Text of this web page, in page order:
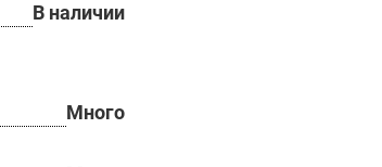
В наличии
Много